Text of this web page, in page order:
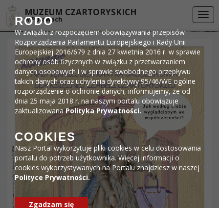
DEKLARACJA DOSTĘPNOŚCI
MUZEUM CZARTORYSKICH
w Puławach
RODO
W związku z rozpoczęciem obowiązywania przepisów
Rozporządzenia Parlamentu Europejskiego i Rady Unii
Europejskiej 2016/679 z dnia 27 kwietnia 2016 r. w sprawie
ochrony osób fizycznych w związku z przetwarzaniem
danych osobowych i w sprawie swobodnego przepływu
takich danych oraz uchylenia dyrektywy 95/46/WE ogólne
rozporządzenie o ochronie danych, informujemy, że od
dnia 25 maja 2018 r. na naszym portalu obowiązuje
zaktualizowanaPolityka Prywatności.
COOKIES
Nasz Portal wykorzytuje pliki cookies w celu dostosowania
portalu do potrzeb użytkownika. Więcej informacji o
cookies wykorzystywanych na Portalu znajdziesz w naszej
Polityce Prywatności.
Zgadzam się